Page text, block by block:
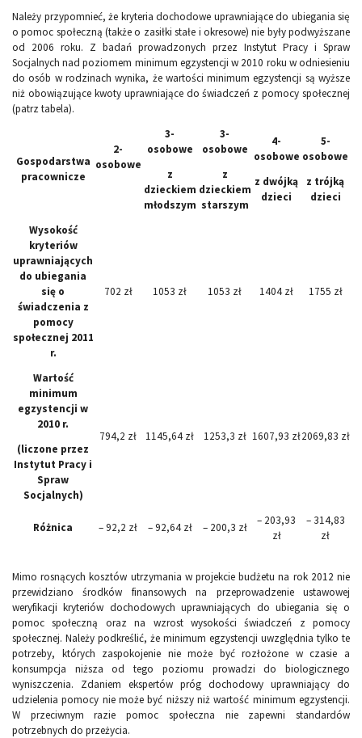
Należy przypomnieć, że kryteria dochodowe uprawniające do ubiegania się
o pomoc społeczną (także o zasiłki stałe i okresowe) nie były podwyższane
od 2006 roku. Z badań prowadzonych przez Instytut Pracy i Spraw
Socjalnych nad poziomem minimum egzystencji w 2010 roku w odniesieniu
do osób w rodzinach wynika, że wartości minimum egzystencji są wyższe
niż obowiązujące kwoty uprawniające do świadczeń z pomocy społecznej
(patrz tabela).
Gospodarstwa
pracownicze
2-
osobowe
3-
osobowe
z
dzieckiem
młodszym
3-
osobowe
z
dzieckiem
starszym
4-
osobowe
z dwójką
dzieci
5-
osobowe
z trójką
dzieci
Wysokość
kryteriów
uprawniających
do ubiegania
się o
świadczenia z
pomocy
społecznej 2011
r.
702 zł 1053 zł 1053 zł 1404 zł 1755 zł
Wartość
minimum
egzystencji w
2010 r.
(liczone przez
Instytut Pracy i
Spraw
Socjalnych)
794,2 zł 1145,64 zł 1253,3 zł 1607,93 zł2069,83 zł
Różnica – 92,2 zł – 92,64 zł – 200,3 zł
– 203,93
zł
– 314,83
zł
Mimo rosnących kosztów utrzymania w projekcie budżetu na rok 2012 nie
przewidziano środków finansowych na przeprowadzenie ustawowej
weryfikacji kryteriów dochodowych uprawniających do ubiegania się o
pomoc społeczną oraz na wzrost wysokości świadczeń z pomocy
społecznej. Należy podkreślić, że minimum egzystencji uwzględnia tylko te
potrzeby, których zaspokojenie nie może być rozłożone w czasie a
konsumpcja niższa od tego poziomu prowadzi do biologicznego
wyniszczenia. Zdaniem ekspertów próg dochodowy uprawniający do
udzielenia pomocy nie może być niższy niż wartość minimum egzystencji.
W przeciwnym razie pomoc społeczna nie zapewni standardów
potrzebnych do przeżycia.